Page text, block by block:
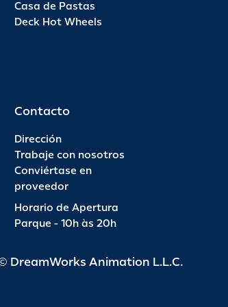
Casa de Pastas
Deck Hot Wheels
Contacto
Dirección
Trabaje con nosotros
Conviértase en
proveedor
Horario de Apertura
Parque - 10h às 20h
DreamWorks Animation L.L.C.